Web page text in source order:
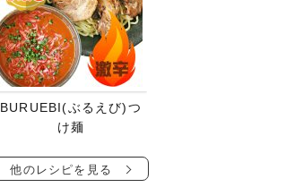
BURUEBI(ぶるえび)つ
け麺
他のレシピを見る